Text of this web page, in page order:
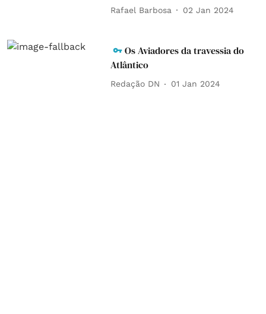
Rafael Barbosa 02 Jan 2024
Os Aviadores da travessia do
Atlântico
Redação DN 01 Jan 2024